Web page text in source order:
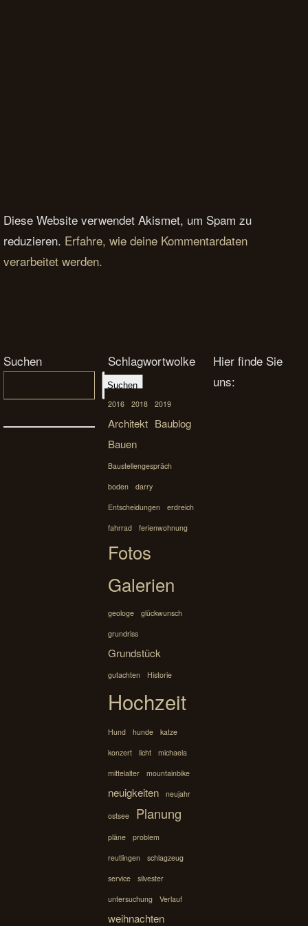
Diese Website verwendet Akismet, um Spam zu
reduzieren. Erfahre, wie deine Kommentardaten
verarbeitet werden.
Suchen
Suchen
Schlagwortwolke
2016 2018 2019
Architekt Baublog
Bauen
Baustellengespräch
boden
darry
Entscheidungen
erdreich
fahrrad
ferienwohnung
Fotos
Galerien
geologe
glückwunsch
grundriss
Grundstück
gutachten Historie
Hochzeit
Hund hunde
katze
konzert
licht
michaela
mittelalter
mountainbike
neuigkeiten neujahr
ostsee Planung
pläne
problem
reutlingen
schlagzeug
service
silvester
untersuchung
Verlauf
weihnachten
Hier finde Sie
uns: